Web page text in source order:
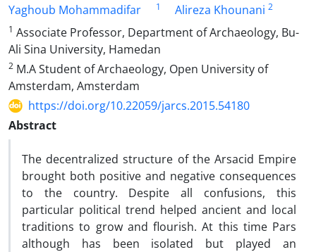
Yaghoub Mohammadifar
1 Alireza Khounani 2
1 Associate Professor, Department of Archaeology, Bu-
Ali Sina University, Hamedan
2 M.A Student of Archaeology, Open University of
Amsterdam, Amsterdam
https://doi.org/10.22059/jarcs.2015.54180
Abstract
The decentralized structure of the Arsacid Empire
brought both positive and negative consequences
to the country. Despite all confusions, this
particular political trend helped ancient and local
traditions to grow and flourish. At this time Pars
although has been isolated but played an